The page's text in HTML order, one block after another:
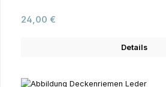
Regulärer Preis:
24,00 €
Details